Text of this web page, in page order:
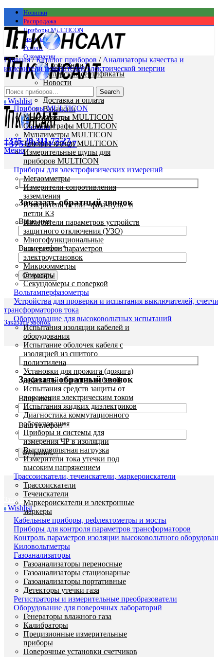
Новинки
Распродажа
Приборы MULTICON
Бренды
Ремонт
О компании
О компании
Дилерские сертификаты
Новости
Статьи
Доставка и оплата
Вакансии
Отзывы
Контакты
+375 29 311 77 27
Заказать обратный звонок
Ваше имя
Ваш телефон*
Заказать звонок
Заказать обратный звонок
Ваше имя
Ваш телефон*
Заказать звонок
0 Wishlist
Приборы MULTICON
Мегаомметры MULTICON
Осциллографы MULTICON
Мультиметры MULTICON
Токовые клещи MULTICON
Измерительные щупы для
приборов MULTICON
Приборы для электрофизических измерений
Мегаомметры
Измерители сопротивления
заземления
Измерители петли «фаза-нуль» и
петли КЗ
Измерители параметров устройств
защитного отключения (УЗО)
Многофункциональные
измерители параметров
электроустановок
Микроомметры
Омметры
Секундомеры с поверкой
Вольтамперфазометры
Устройства для проверки и испытания выключателей,
трансформаторов тока
Оборудование для высоковольтных испытаний
Испытания изоляции кабелей и
оборудования
Испытание оболочек кабеля с
изоляцией из сшитого
полиэтилена
Установки для прожига (дожига)
дефектной изоляции кабелей
Испытания средств защиты от
поражения электрическим током
Испытания жидких диэлектриков
Диагностика коммутационного
оборудования
Приборы и системы для
измерения ЧР в изоляции
Высоковольтная нагрузка
Измерители тока утечки под
высоким напряжением
Трассоискатели, течеискатели, маркероискатели
Трассоискатели
Течеискатели
Маркероискатели и электронные
маркеры
Кабельные приборы, рефлектометры и мосты
Приборы для контроля параметров трансформаторов
Контроль параметров изоляции высоковольтного
Киловольтметры
Газоанализаторы
Газоанализаторы переносные
Газоанализаторы стационарные
Газоанализаторы портативные
Детекторы утечки газа
Регистраторы и измерительные преобразователи
Оборудование для поверочных лабораторий
Генераторы влажного газа
Калибраторы
Прецизионные измерительные
приборы
Поверочные установки счетчиков
Search
0 Wishlist
+375 29 311 77 27
Меню
Главная/Каталог приборов / Анализаторы качества и
измерители показателей электрической энергии